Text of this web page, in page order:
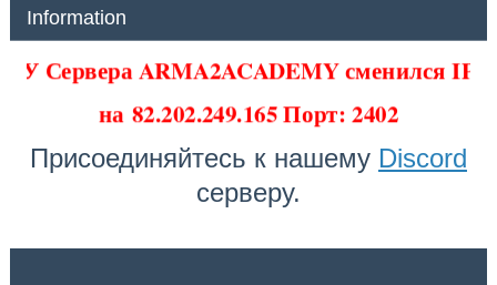
Information
У Сервера ARMA2ACADEMY сменился IP
на82.202.249.165 Порт: 2402
Присоединяйтесь к нашему Discord
серверу.